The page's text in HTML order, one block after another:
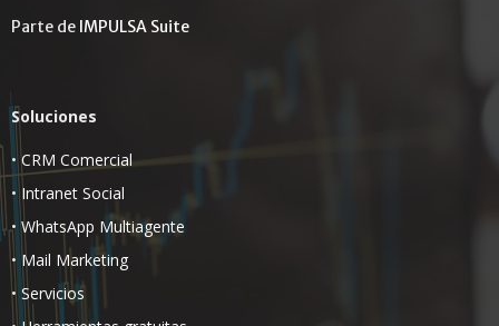
Parte de IMPULSA Suite
Soluciones
•CRM Comercial
• Intranet Social
• WhatsApp Multiagente
• Mail Marketing
• Servicios